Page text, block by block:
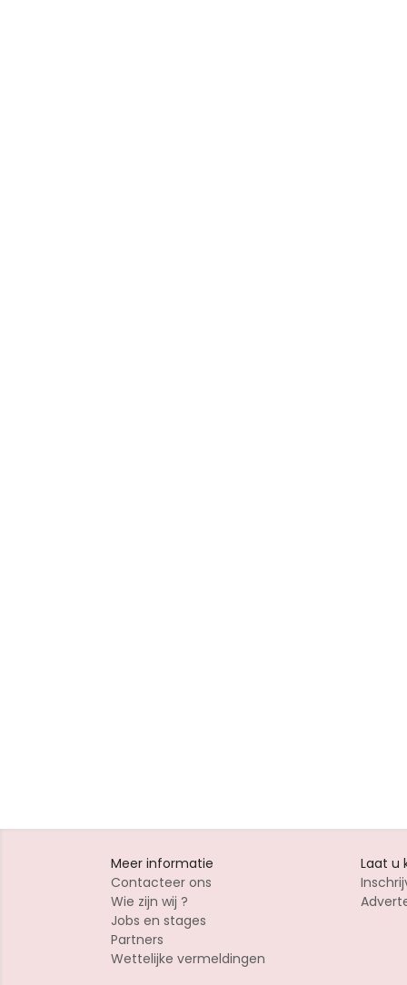
Meer informatie
Contacteer ons
Wie zijn wij ?
Jobs en stages
Partners
Wettelijke vermeldingen
Laat u